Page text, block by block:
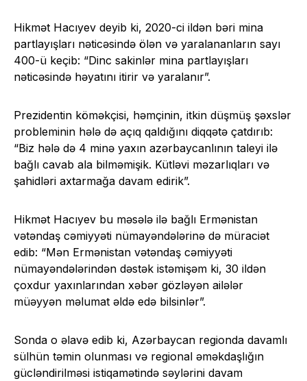
Hikmət Hacıyev deyib ki, 2020-ci ildən bəri mina
partlayışları nəticəsində ölən və yaralananların sayı
400-ü keçib: “Dinc sakinlər mina partlayışları
nəticəsində həyatını itirir və yaralanır”.
Prezidentin köməkçisi, həmçinin, itkin düşmüş şəxslər
probleminin hələ də açıq qaldığını diqqətə çatdırıb:
“Biz hələ də 4 minə yaxın azərbaycanlının taleyi ilə
bağlı cavab ala bilməmişik. Kütləvi məzarlıqları və
şahidləri axtarmağa davam edirik”.
Hikmət Hacıyev bu məsələ ilə bağlı Ermənistan
vətəndaş cəmiyyəti nümayəndələrinə də müraciət
edib: “Mən Ermənistan vətəndaş cəmiyyəti
nümayəndələrindən dəstək istəmişəm ki, 30 ildən
çoxdur yaxınlarından xəbər gözləyən ailələr
müəyyən məlumat əldə edə bilsinlər”.
Sonda o əlavə edib ki, Azərbaycan regionda davamlı
sülhün təmin olunması və regional əməkdaşlığın
gücləndirilməsi istiqamətində səylərini davam